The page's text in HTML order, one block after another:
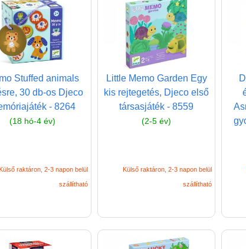
Stuffed animals
30 db-os Djeco
- 8264
(18 hó-4 év)
Külső raktáron, 2-3 napon belül
szállítható
Little Memo Garden Egy
kis rejtegetés, Djeco első
társasjáték - 8559
(2-5 év)
Külső raktáron, 2-3 napon belül
szállítható